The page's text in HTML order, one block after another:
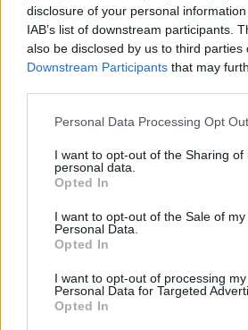
disclosure of your personal
IAB’s list of downstream participants.
also be disclosed by us to third parties
Downstream Participants that may
Personal Data Processing Opt
I want to opt-out of the Sharing of
personal data.
Opted In
I want to opt-out of the Sale of my
Personal Data.
Opted In
I want to opt-out of processing my
Personal Data for Targeted
Opted In
Info
Lähetä uutisvinkki
RSS-ohje
Lifestyle
Matkailu
Autot
Digi